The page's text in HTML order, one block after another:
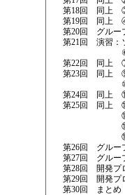
第18回 同上 ③
第19回 同上
第20回 グルー
第21回 演習：
⑥レビュ
第22回 同上 ⑦
第23回 同上 ⑨
⑩ソフト
第24回 同上 ⑪
第25回 同上 ⑬
⑭ソフトウ
⑮ソフト
⑯実装・
第26回 グルー
第27回 グルー
第28回 開発プ
第29回 開発プ
第30回 まとめ